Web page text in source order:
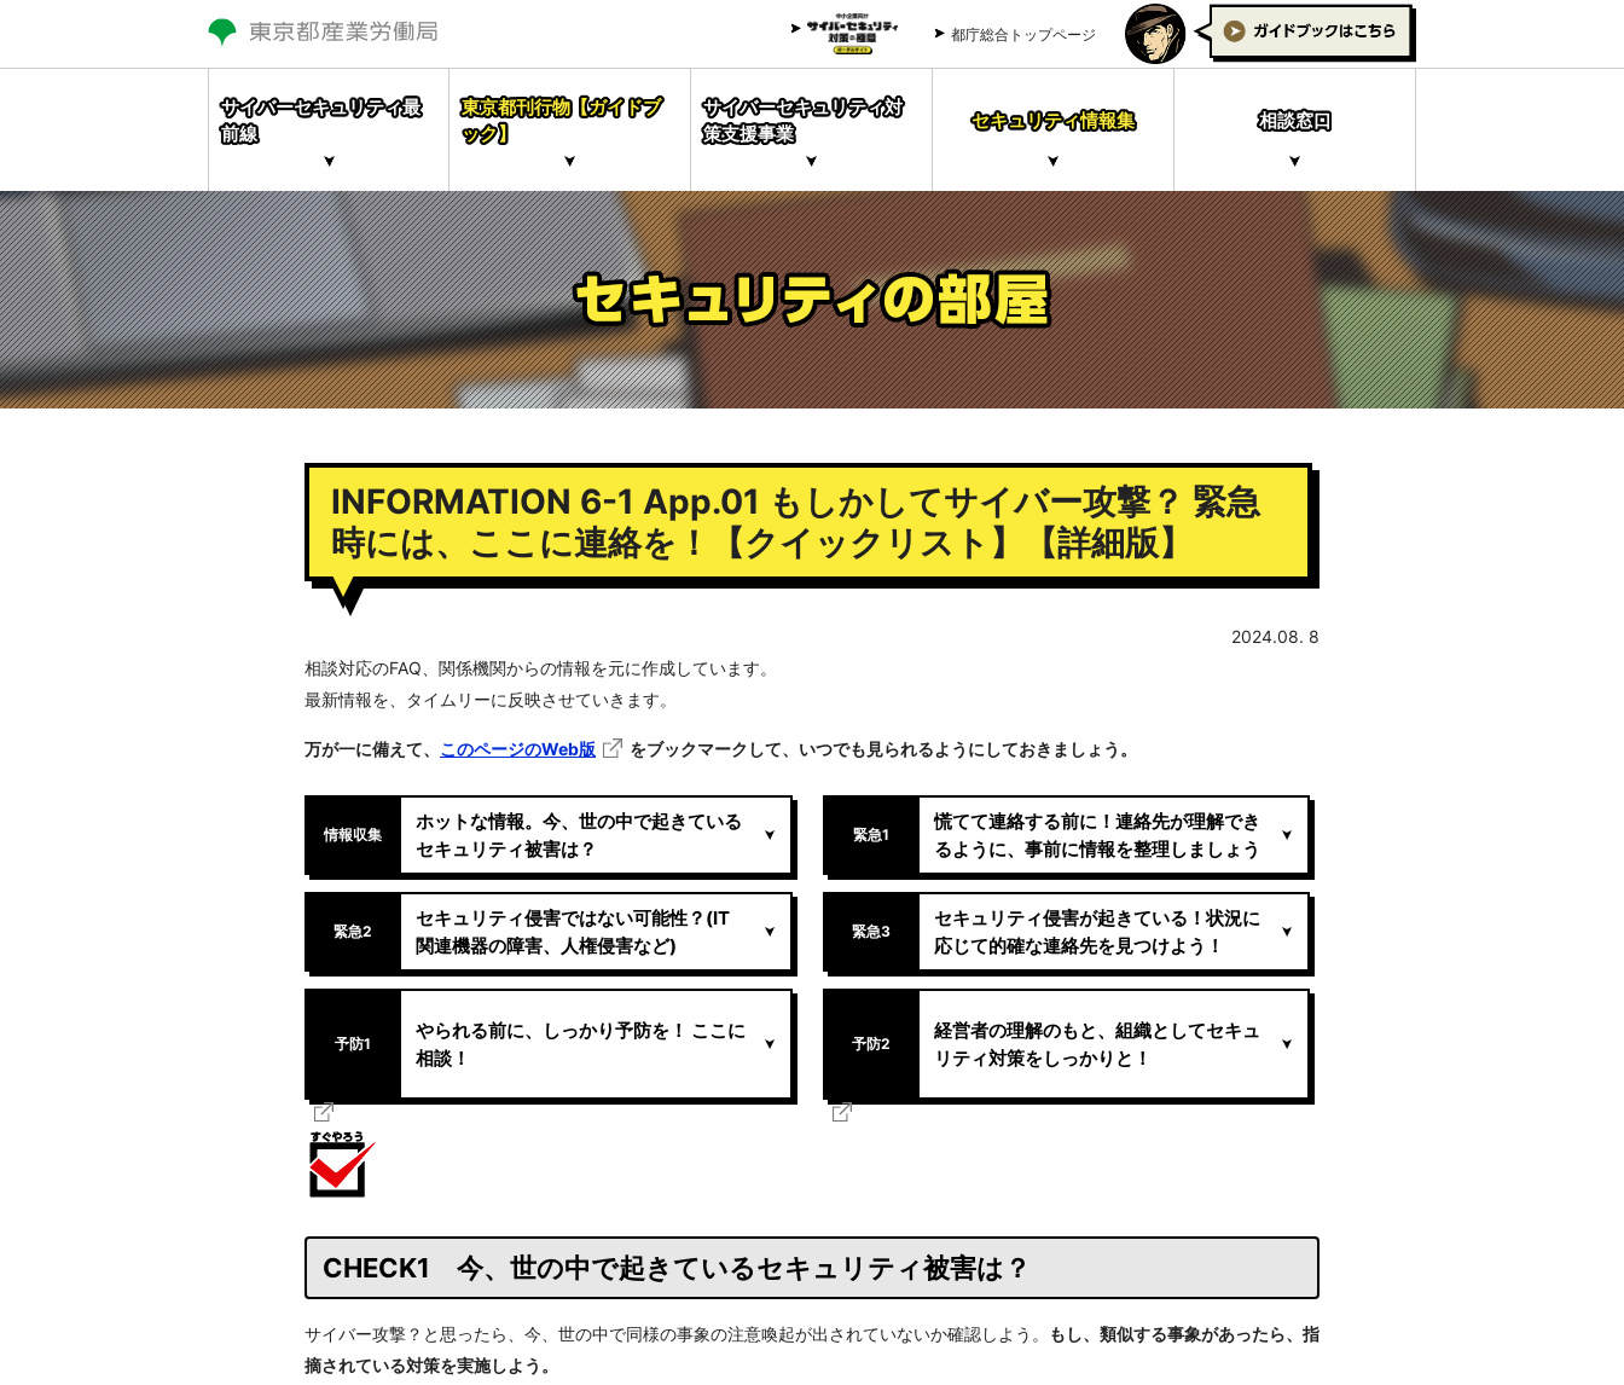
都庁総合トップページ
サイバーセキュリティ対
策支援事業
サイバーセキュリティ最
前線
東京都刊行物【ガイドブ
ック】
セキュリティ情報集 相談窓口
INFORMATION 6-1 App.01 もしかしてサイバー攻撃？ 緊急
時には、ここに連絡を！【クイックリスト】【詳細版】
2024.08. 8
相談対応のFAQ、関係機関からの情報を元に作成しています。
最新情報を、タイムリーに反映させていきます。
万が一に備えて、 このページのWeb版 をブックマークして、いつでも見られるようにしておきましょう。
情報収集
ホットな情報。今、世の中で起きている
セキュリティ被害は？
緊急1
慌てて連絡する前に！連絡先が理解でき
るように、事前に情報を整理しましょう
緊急2
セキュリティ侵害ではない可能性？(IT
関連機器の障害、人権侵害など)
緊急3
セキュリティ侵害が起きている！状況に
応じて的確な連絡先を見つけよう！
予防1
やられる前に、しっかり予防を！ ここに
相談！
予防2
経営者の理解のもと、組織としてセキュ
リティ対策をしっかりと！
CHECK1 今、世の中で起きているセキュリティ被害は？
サイバー攻撃？と思ったら、今、世の中で同様の事象の注意喚起が出されていないか確認しよう。
もし、類似する事象があったら、指
摘されている対策を実施しよう。